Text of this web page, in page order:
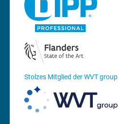
Stolzes Mitglied der WVT group